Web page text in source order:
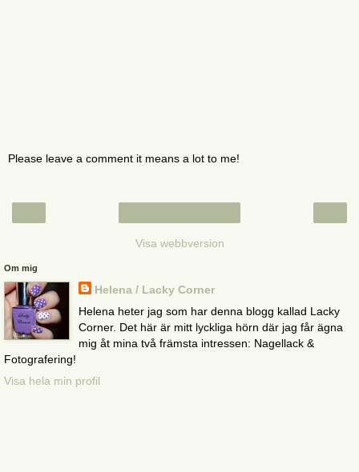
Please leave a comment it means a lot to me!
Visa webbversion
Om mig
Helena / Lacky Corner
Helena heter jag som har denna blogg kallad Lacky
Corner. Det här är mitt lyckliga hörn där jag får ägna
mig åt mina två främsta intressen: Nagellack &
Fotografering!
Visa hela min profil